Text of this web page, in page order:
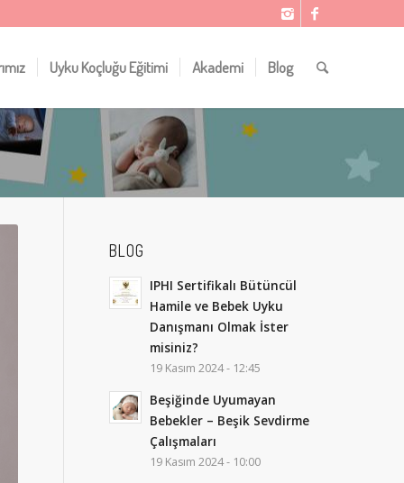
Uyku Koçluğu Eğitimi Akademi Blog
BLOG
IPHI Sertifikalı Bütüncül
Hamile ve Bebek Uyku
Danışmanı Olmak İster
misiniz?
19 Kasım 2024 - 12:45
Beşiğinde Uyumayan
Bebekler – Beşik Sevdirme
Çalışmaları
19 Kasım 2024 - 10:00